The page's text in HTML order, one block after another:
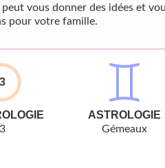
vous donner des idées et
pour votre famille.
3
3
ASTROLOGIE
Gémeaux